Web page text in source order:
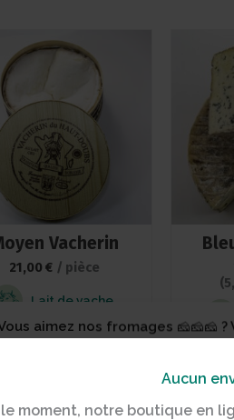
aimez nos fromages 🧀🧀🧀
la meilleure expérience
les accepter, nous permet
Aucun
le moment, notre boutique en
Vacherin
21,00€ / pièce
Lait de vache